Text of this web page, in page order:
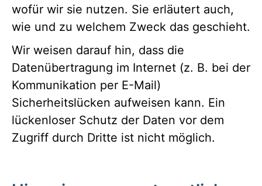
wofür wir sie nutzen. Sie erläutert auch,
wie und zu welchem Zweck das geschieht.
Wir weisen darauf hin, dass die
Datenübertragung im Internet (z. B. bei der
Kommunikation per E-Mail)
Sicherheitslücken aufweisen kann. Ein
lückenloser Schutz der Daten vor dem
Zugriff durch Dritte ist nicht möglich.